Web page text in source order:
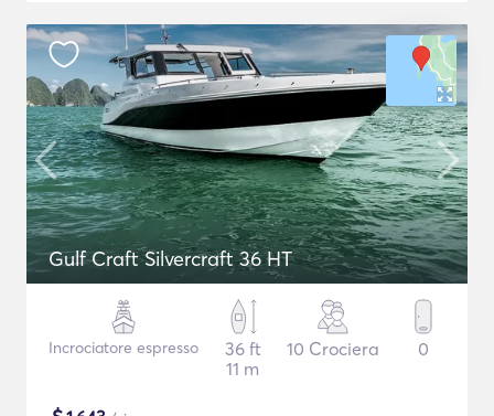
Gulf Craft Silvercraft 36 HT
Incrociatore espresso
36 ft
11 m
10 Crociera 0